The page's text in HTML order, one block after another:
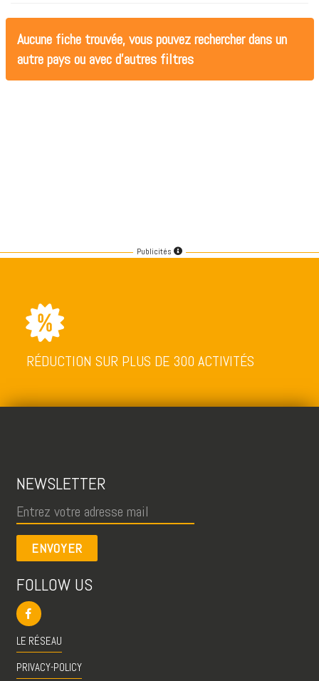
Aucune fiche trouvée, vous pouvez rechercher dans un
autre pays ou avec d'autres filtres
Publicités
RÉDUCTION SUR PLUS DE 300 ACTIVITÉS
NEWSLETTER
ENVOYER
FOLLOW US
LE RÉSEAU
PRIVACY-POLICY